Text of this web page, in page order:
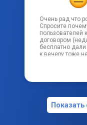
Очень рад что
Спросите
пользователей
договором
бесплатно
к вечеру тоже
примерно в 360